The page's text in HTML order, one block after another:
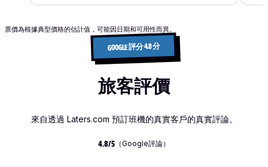
票價為根據典型價格的估計值，可能因日期和可用性而異。
GOOGLE 評分 4.8 分
旅客評價
來自透過 Laters.com 預訂班機的真實客戶的真實評論。
4.8/5 （Google評論）